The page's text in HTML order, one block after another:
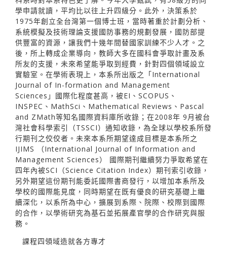
學申請就讀，平均比以往上升四級分。此外，決策系於
1975年創立全台灣第一個博士班，當時著重於計劃分析、
系統模擬及技術理論支援國防事務的規劃發展，國防部提
供豐富的資源，讓我們十幾年間替國家訓練不少人才。之
後，所上轉成企業導向，教師大多在國科會爭取計畫及系
所友的支援，未來希望能爭取到經費，針對四個領域設立
實驗室。在學術表現上，本系所出版之「International
Journal of In-formation and Management
Sciences」國際化程度甚高，被EI、SCOPUS、
INSPEC、MathSci、Mathematical Reviews、Pascal
and ZMath等知名國際資料庫所收錄；在2008年 9月被台
灣社會科學索引（TSSCI）通知收錄，為全球以學校系所發
行期刊之佼佼者。未來本系所期望達成目標是本系所之
IJIMS （International Journal of Information and
Management Sciences） 國際期刊繼續努力爭取希望在
四年內被SCI（Science Citation Index）期刊索引收錄，
另外期望這份期刊能委託國際書商發行，以增加本系所及
學校的國際能見度，同時期望在既有優良的研究基礎上繼
續深化，以系所為中心，擴展到系際、院際、校際到國際
的合作，以學術研究為基石並拓展產官學的合作研究與服
務。
課程四領域造就各方專才